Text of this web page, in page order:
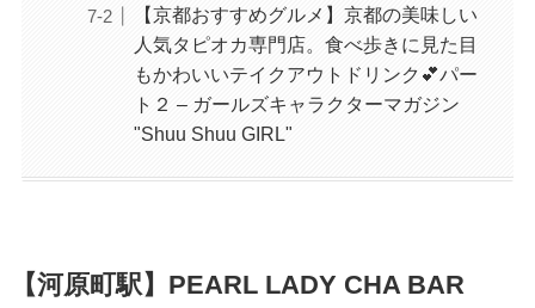
【京都おすすめグルメ】京都の美味しい
人気タピオカ専門店。食べ歩きに見た目
もかわいいテイクアウトドリンク💕パー
ト２ – ガールズキャラクターマガジン
"Shuu Shuu GIRL"
【河原町駅】PEARL LADY CHA BAR